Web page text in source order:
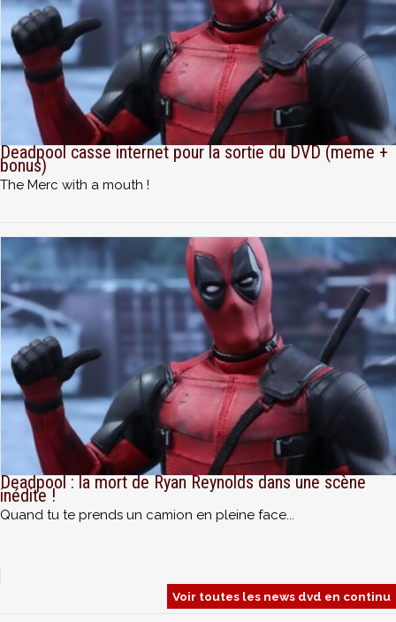
Deadpool casse internet pour la sortie du DVD (meme +
bonus)
The Merc with a mouth !
Deadpool : la mort de Ryan Reynolds dans une scène
inédite !
Quand tu te prends un camion en pleine face...
Voir toutes les news dvd en continu